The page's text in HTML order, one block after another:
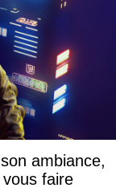
ambiance,
faire